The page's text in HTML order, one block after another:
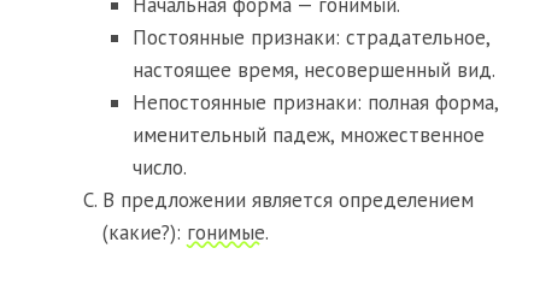
Постоянные признаки: страдательное,
настоящее время, несовершенный вид.
Непостоянные признаки: полная форма,
именительный падеж, множественное
число.
В предложении является определением
(какие?): гонимые.